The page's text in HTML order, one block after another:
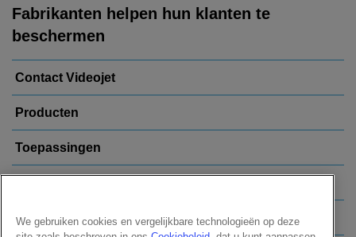
Fabrikanten helpen hun klanten te
beschermen
Contact Videojet
Producten
Toepassingen
Populaire links
We gebruiken cookies en vergelijkbare technologieën op deze